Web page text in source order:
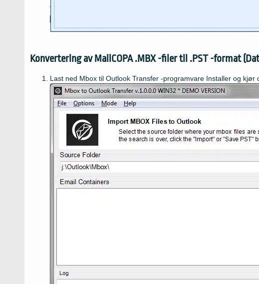
Konvertering av MailCOPA .MBX -filer til .PST -format
Last ned Mbox til Outlook Transfer -programvare Installer og kjør